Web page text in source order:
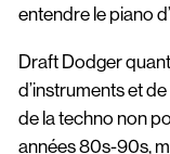
entendre le piano
Draft Dodger
d’instruments et
de la techno non
années 80s-90s,